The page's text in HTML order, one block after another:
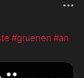
#gruenen #an